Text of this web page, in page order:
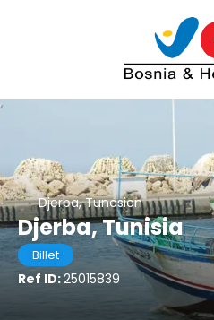
Djerba, Tunesien
Djerba, Tunisia
Billet
Ref ID:25015839